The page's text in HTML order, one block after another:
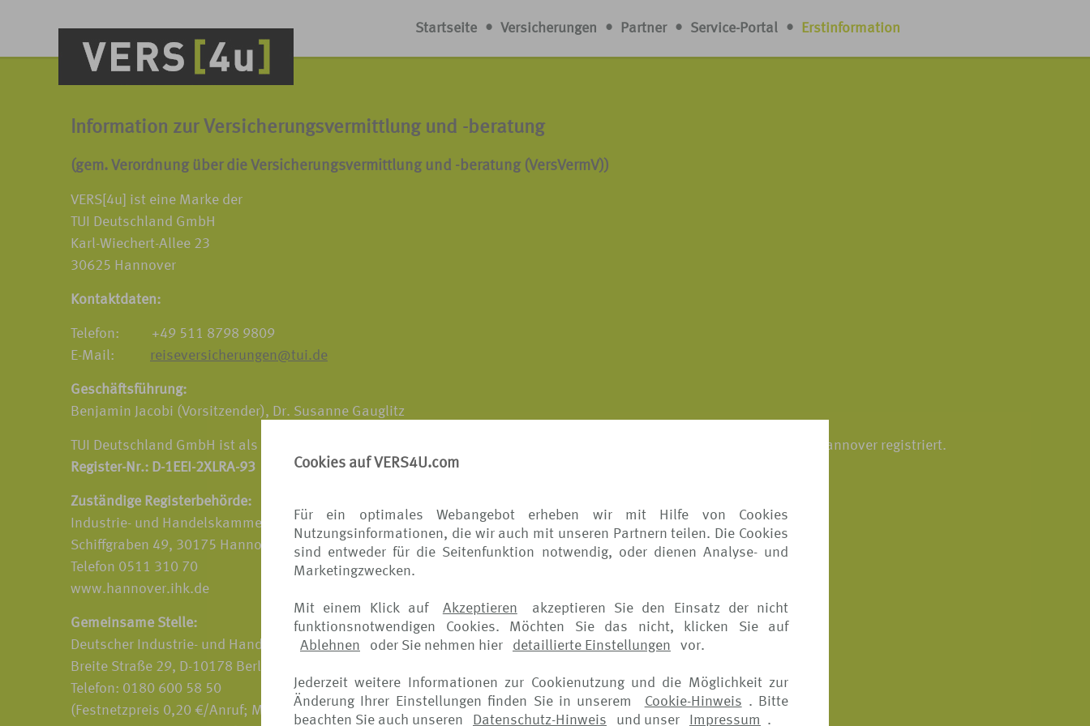
Cookies auf VERS4U.com
Für ein optimales Webangebot erheben wir mit Hilfe von Cookies
Nutzungsinformationen, die wir auch mit unseren Partnern teilen. Die Cookies
sind entweder für die Seitenfunktion notwendig, oder dienen Analyse- und
Marketingzwecken.
Mit einem Klick auf Akzeptieren
akzeptieren Sie den Einsatz der nicht
funktionsnotwendigen Cookies. Möchten Sie das nicht, klicken Sie auf
Ablehnen
oder Sie nehmen hier detaillierte Einstellungen vor.
Jederzeit weitere Informationen zur Cookienutzung und die Möglichkeit zur
Änderung Ihrer Einstellungen finden Sie in unserem
Cookie-Hinweis . Bitte
beachten Sie auch unseren
Datenschutz-Hinweis und unser Impressum .
Startseite • Versicherungen • Partner • Service-Portal • Erstinformation
Information zur Versicherungsvermittlung und -beratung
(gem. Verordnung über die Versicherungsvermittlung und -beratung (VersVermV))
VERS[4u] ist eine Marke der
TUI Deutschland GmbH
Karl-Wiechert-Allee 23
30625 Hannover
Kontaktdaten:
Telefon: +49 511 8798 9809
E-Mail:
reiseversicherungen@tui.de
Geschäftsführung:
Benjamin Jacobi (Vorsitzender), Dr. Susanne Gauglitz
TUI Deutschland GmbH ist als
mit Erlaubnis nach § 34d Abs. 1 der Gewerbeordnung bei der IHK Hannover registriert.
Register-Nr.: D-1EEI-2XLRA-93
Zuständige Registerbehörde:
Industrie- und Handelskammer Hannover
Schiffgraben 49, 30175 Hannover
Telefon 0511 310 70
www.hannover.ihk.de
Gemeinsame Stelle:
Deutscher Industrie- und Handelskammertag (DIHK) e.V.
Breite Straße 29, D-10178 Berlin
Telefon: 0180 600 58 50
(Festnetzpreis 0,20 €/Anruf; Mobilfunkpreise maximal 0,60 €/Anruf)